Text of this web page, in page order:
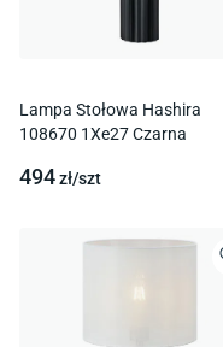
Lampa Stołowa Hashira
108670 1Xe27 Czarna
494zł/szt